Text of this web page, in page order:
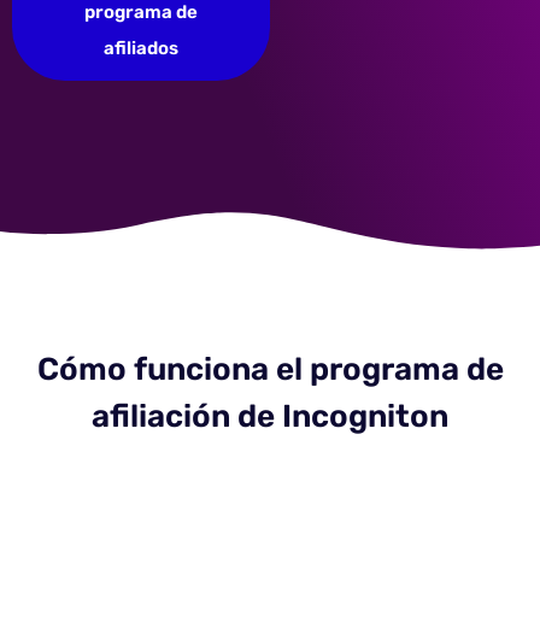
programa de
afiliados
Cómo funciona el programa de
afiliación de Incogniton